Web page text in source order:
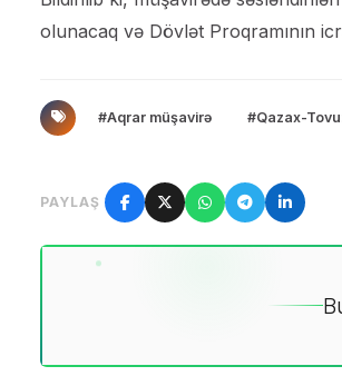
olunacaq və Dövlət Proqramının
#Aqrar müşavirə #Qazax-
PAYLAŞ